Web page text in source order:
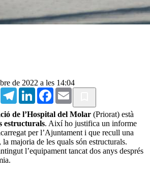
de 2022 a les 14:04
WhatsAppTelegramLinkedInFacebook
Email
de l’Hospital del Molar (Priorat) està
estructurals. Així ho justifica un informe
per l’Ajuntament i que recull una
majoria de les quals són estructurals.
l’equipament tancat dos anys després